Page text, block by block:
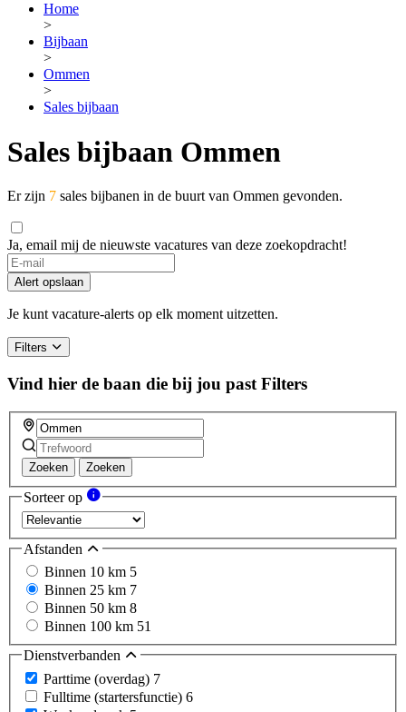
Home
>
Bijbaan
>
Ommen
>
Sales bijbaan
Sales bijbaan Ommen
Er zijn 7 sales bijbanen in de buurt van Ommen gevonden.
Ja, email mij de nieuwste vacatures van deze zoekopdracht!
Alert opslaan
Je kunt vacature-alerts op elk moment uitzetten.
Filters
Vind hier de baan die bij jou past Filters
Zoeken Zoeken
Sorteer op
Afstanden
Binnen 10 km 5
Binnen 25 km 7
Binnen 50 km 8
Binnen 100 km 51
Dienstverbanden
Parttime (overdag) 7
Fulltime (startersfunctie) 6